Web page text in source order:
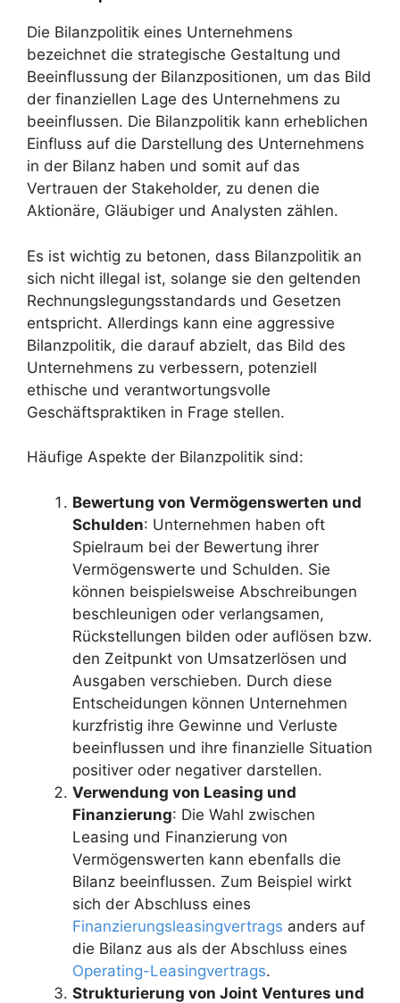
Die Bilanzpolitik eines Unternehmens
bezeichnet die strategische Gestaltung und
Beeinflussung der Bilanzpositionen, um das Bild
der finanziellen Lage des Unternehmens zu
beeinflussen. Die Bilanzpolitik kann erheblichen
Einfluss auf die Darstellung des Unternehmens
in der Bilanz haben und somit auf das
Vertrauen der Stakeholder, zu denen die
Aktionäre, Gläubiger und Analysten zählen.
Es ist wichtig zu betonen, dass Bilanzpolitik an
sich nicht illegal ist, solange sie den geltenden
Rechnungslegungsstandards und Gesetzen
entspricht. Allerdings kann eine aggressive
Bilanzpolitik, die darauf abzielt, das Bild des
Unternehmens zu verbessern, potenziell
ethische und verantwortungsvolle
Geschäftspraktiken in Frage stellen.
Häufige Aspekte der Bilanzpolitik sind:
Bewertung von Vermögenswerten und
Schulden: Unternehmen haben oft
Spielraum bei der Bewertung ihrer
Vermögenswerte und Schulden. Sie
können beispielsweise Abschreibungen
beschleunigen oder verlangsamen,
Rückstellungen bilden oder auflösen bzw.
den Zeitpunkt von Umsatzerlösen und
Ausgaben verschieben. Durch diese
Entscheidungen können Unternehmen
kurzfristig ihre Gewinne und Verluste
beeinflussen und ihre finanzielle Situation
positiver oder negativer darstellen.
Verwendung von Leasing und
Finanzierung: Die Wahl zwischen
Leasing und Finanzierung von
Vermögenswerten kann ebenfalls die
Bilanz beeinflussen. Zum Beispiel wirkt
sich der Abschluss eines
Finanzierungsleasingvertrags anders auf
die Bilanz aus als der Abschluss eines
Operating-Leasingvertrags.
Strukturierung von Joint Ventures und